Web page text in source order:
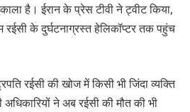
है। ईरान के प्रेस टीवी ने ट्वीट किया,
रईसी के दुर्घटनाग्रस्त हेलिकॉप्टर तक पहुंच
रईसी की खोज में किसी भी जिंदा व्यक्ति
ने अब रईसी की मौत की भी